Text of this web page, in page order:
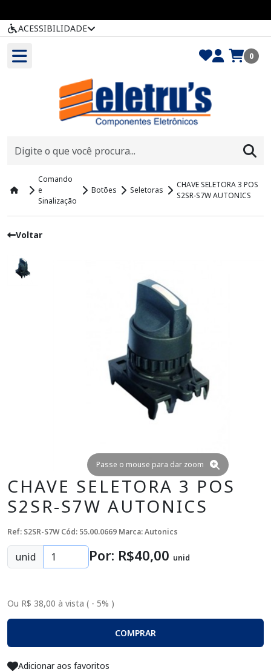
ACESSIBILIDADE
0
Comando
e
Sinalização
Botões Seletoras
CHAVE SELETORA 3 POS
S2SR-S7W AUTONICS
Voltar
Passe o mouse para dar zoom
CHAVE SELETORA 3 POS
S2SR-S7W AUTONICS
Ref: S2SR-S7W Cód: 55.00.0669 Marca: Autonics
unid Por: R$40,00 unid
Ou R$ 38,00 à vista ( - 5% )
COMPRAR
Adicionar aos favoritos